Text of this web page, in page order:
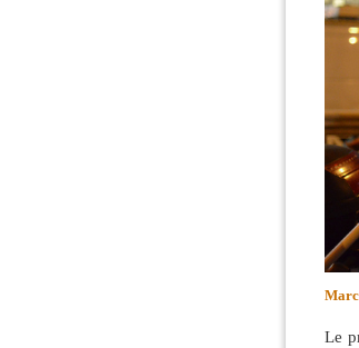
Le